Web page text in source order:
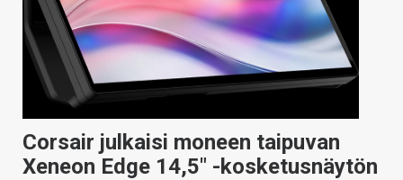
KAUPPA
VAIHDA TEEMA
HAKU
Corsair julkaisi moneen taipuvan
Xeneon Edge 14,5″ -kosketusnäytön